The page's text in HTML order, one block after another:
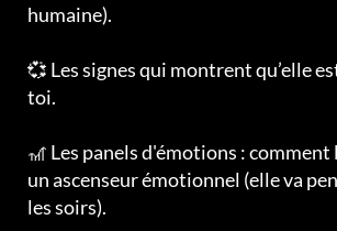
humaine).
💞 Les signes qui montrent qu’elle
toi.
🎢 Les panels d'émotions :
un ascenseur émotionnel (elle va
les soirs).